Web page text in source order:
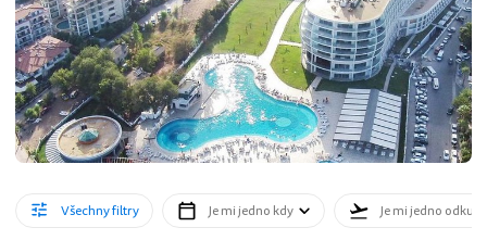
Všechny filtry Je mi jedno kdy Je mi jedno odkud